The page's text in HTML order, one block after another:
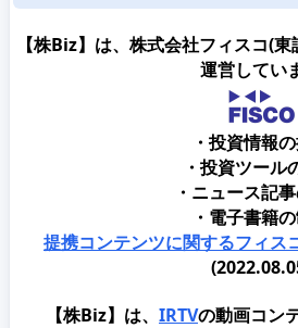
【株Biz】は、株式会社フィスコ(
運営してい
・投資情報
・投資ツール
・ニュース記
・電子書籍
提携コンテンツに関するフィス
【株Biz】は、 IRTVの動画コン